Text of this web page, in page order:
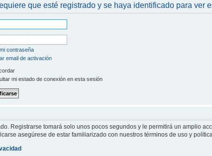
que esté registrado y se haya identificado para ver
contraseña
email de activación
mi estado de conexión en esta sesión
Registrarse tomará solo unos pocos segundos y le permitirá un amplio
asegúrese de estar familiarizado con nuestros términos de uso y